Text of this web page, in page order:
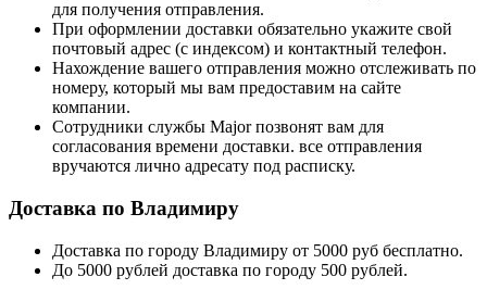
для получения отправления.
При оформлении доставки обязательно укажите свой
почтовый адрес (с индексом) и контактный телефон.
Нахождение вашего отправления можно отслеживать по
номеру, который мы вам предоставим на сайте
компании.
Сотрудники службы Major позвонят вам для
согласования времени доставки. все отправления
вручаются лично адресату под расписку.
Доставка по Владимиру
Доставка по городу Владимиру от 5000 руб бесплатно.
До 5000 рублей доставка по городу 500 рублей.